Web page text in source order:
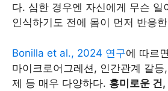
다. 심한 경우엔 자신에게 무슨 일
인식하기도 전에 몸이 먼저 반응
Bonilla et al., 2024 연구에 따르
마이크로어그레션, 인간관계 갈
제 등 매우 다양하다. 흥미로운 건